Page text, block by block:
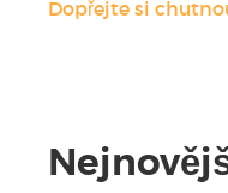
Dopřejte si